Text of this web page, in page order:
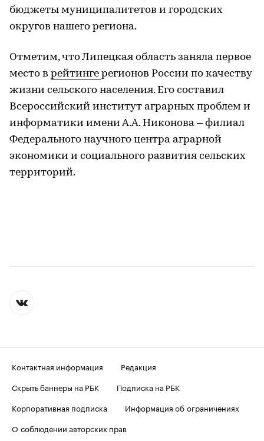
бюджеты муниципалитетов и городских
округов нашего региона.
Отметим, что Липецкая область заняла первое
место в рейтинге регионов России по качеству
жизни сельского населения. Его составил
Всероссийский институт аграрных проблем и
информатики имени А.А. Никонова – филиал
Федерального научного центра аграрной
экономики и социального развития сельских
территорий.
Контактная информация
Редакция
Скрыть баннеры на РБК
Подписка на РБК
Корпоративная подписка
Информация об ограничениях
О соблюдении авторских прав